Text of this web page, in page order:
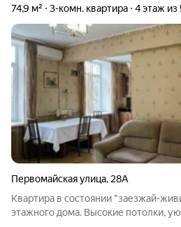
74,9 м² 3-комн. квартира 4 этаж из
Первомайская улица, 28А
Квартира в состоянии "заезжай-
этажного дома. Высокие потолки,